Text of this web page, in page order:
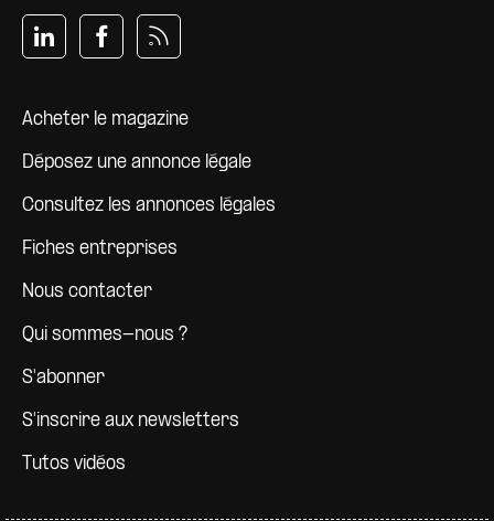
Pied de page
Acheter le magazine
Déposez une annonce légale
Consultez les annonces légales
Fiches entreprises
Nous contacter
Qui sommes-nous ?
S'abonner
S'inscrire aux newsletters
Tutos vidéos